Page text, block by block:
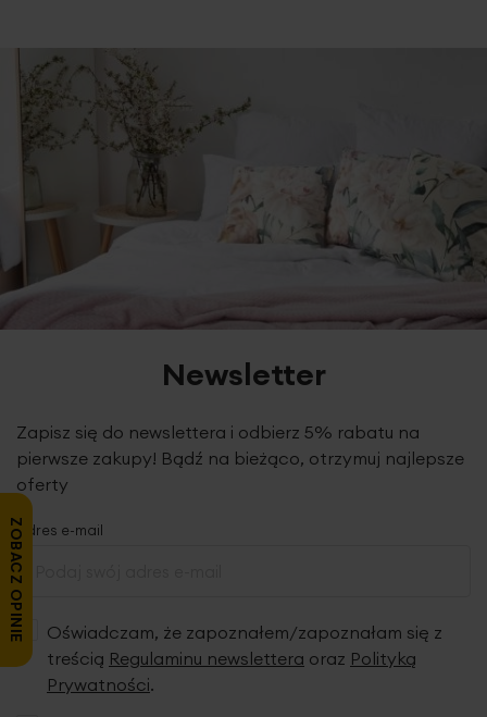
Newsletter
Zapisz się do newslettera i odbierz 5% rabatu na
pierwsze zakupy! Bądź na bieżąco, otrzymuj najlepsze
oferty
Adres e-mail
Oświadczam, że zapoznałem/zapoznałam się z
treścią Regulaminu newslettera oraz Polityką
Prywatności.
ZOBACZ OPINIE